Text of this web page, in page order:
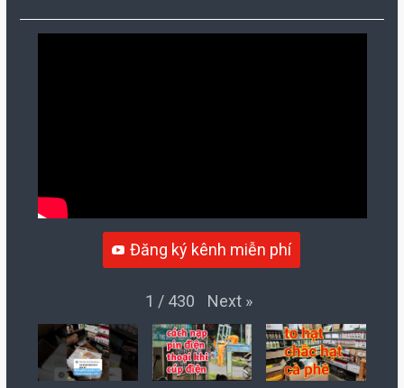
Đăng ký kênh miễn phí
1 / 430 Next »